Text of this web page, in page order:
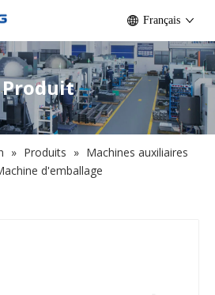
Français
Produit
» Produits » Machines auxiliaires
d'emballage